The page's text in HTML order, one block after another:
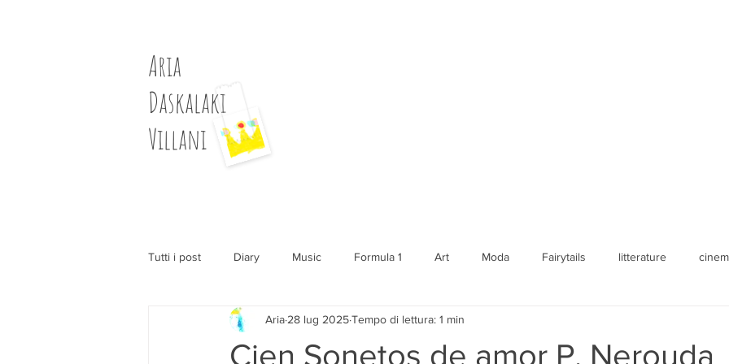
Aria
Daskalaki
Villani
Tutti i post Diary Music Formula 1 Art Moda Fairytails litterature
Cien Sonetos de amor P. Nerouda
Aria 28 lug 2025Tempo di lettura: 1 min